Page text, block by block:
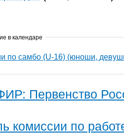
в календаре
по самбо (U-16) (юноши,
Первенство
комиссии по